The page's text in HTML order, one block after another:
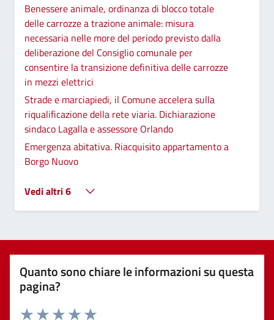
Benessere animale, ordinanza di blocco totale
delle carrozze a trazione animale: misura
necessaria nelle more del periodo previsto dalla
deliberazione del Consiglio comunale per
consentire la transizione definitiva delle carrozze
in mezzi elettrici
Strade e marciapiedi, il Comune accelera sulla
riqualificazione della rete viaria. Dichiarazione
sindaco Lagalla e assessore Orlando
Emergenza abitativa. Riacquisito appartamento a
Borgo Nuovo
Vedi altri 6
Quanto sono chiare le informazioni su questa
pagina?